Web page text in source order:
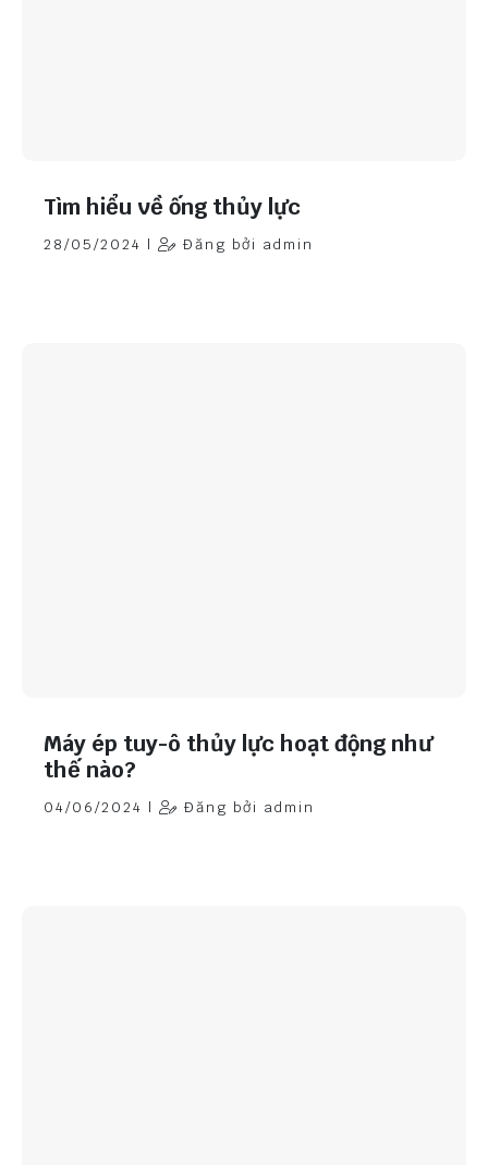
Tìm hiểu về ống thủy lực
28/05/2024 | Đăng bởi admin
Máy ép tuy-ô thủy lực hoạt động như
thế nào?
04/06/2024 | Đăng bởi admin